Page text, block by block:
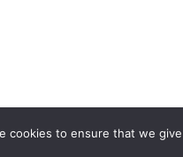
cookies to ensure that we